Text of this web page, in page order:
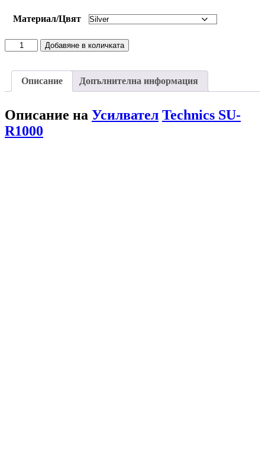
Материал/Цвят
Добавяне в количката
Описание Допълнителна информация
Описание на Усилвател Technics SU-
R1000